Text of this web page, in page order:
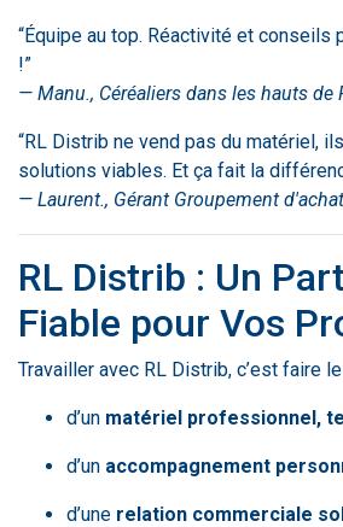
“Équipe au top. Réactivité et conseils
!”
— Manu., Céréaliers dans les hauts de
“RL Distrib ne vend pas du matériel,
solutions viables. Et ça fait la
— Laurent., Gérant Groupement
RL Distrib : Un
Fiable pour Vos
Travailler avec RL Distrib, c’est faire
d’un matériel professionnel,
d’un accompagnement
d’une relation commerciale